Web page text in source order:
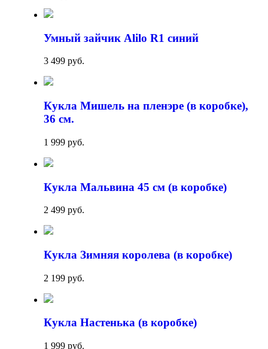
Умный зайчик Alilo R1 синий
3 499 руб.
Кукла Мишель на пленэре (в коробке),
36 см.
1 999 руб.
Кукла Мальвина 45 см (в коробке)
2 499 руб.
Кукла Зимняя королева (в коробке)
2 199 руб.
Кукла Настенька (в коробке)
1 999 руб.